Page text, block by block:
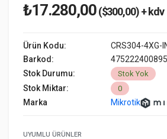
₺17.280,00($300,00) + kdv
Ürün Kodu:
CRS304-4XG-
Barkod:
Stok Durumu:
Stok Yok
Stok Miktar: 0
Marka Mikrotik
UYUMLU ÜRÜNLER